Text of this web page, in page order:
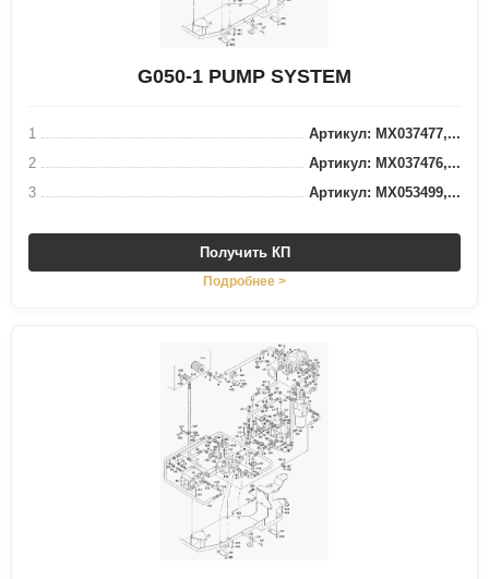
G050-1 PUMP SYSTEM
1
Артикул: MX037477,...
2
Артикул: MX037476,...
3
Артикул: MX053499,...
Получить КП
Подробнее >